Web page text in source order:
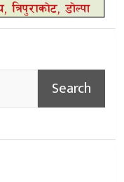
Search